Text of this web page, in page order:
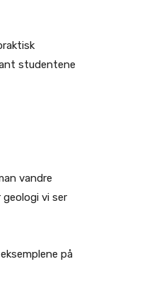
studentene
vandre
vi ser
på